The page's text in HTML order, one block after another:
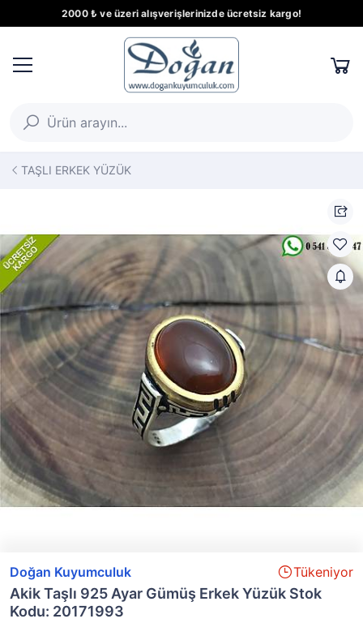
2000 ₺ ve üzeri alışverişlerinizde ücretsiz kargo!
TAŞLI ERKEK YÜZÜK
Doğan Kuyumculuk Tükeniyor
Akik Taşlı 925 Ayar Gümüş Erkek Yüzük Stok
Kodu: 20171993